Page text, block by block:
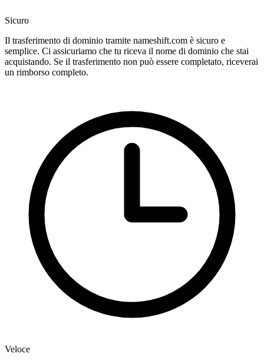
Sicuro
Il trasferimento di dominio tramite nameshift.com è sicuro e
semplice. Ci assicuriamo che tu riceva il nome di dominio che stai
acquistando. Se il trasferimento non può essere completato, riceverai
un rimborso completo.
Veloce